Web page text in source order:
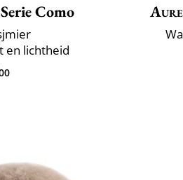
Serie Como
en lichtheid